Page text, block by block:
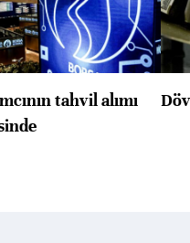
tahvil alımı